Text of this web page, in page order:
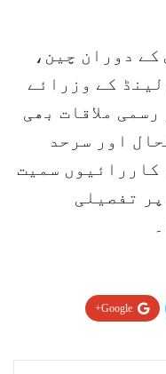
کے دوران چین،
کے وزرائے
ملاقات بھی
اور سرحد
کاررائیوں سمیت
پر تفصیلی
Google+